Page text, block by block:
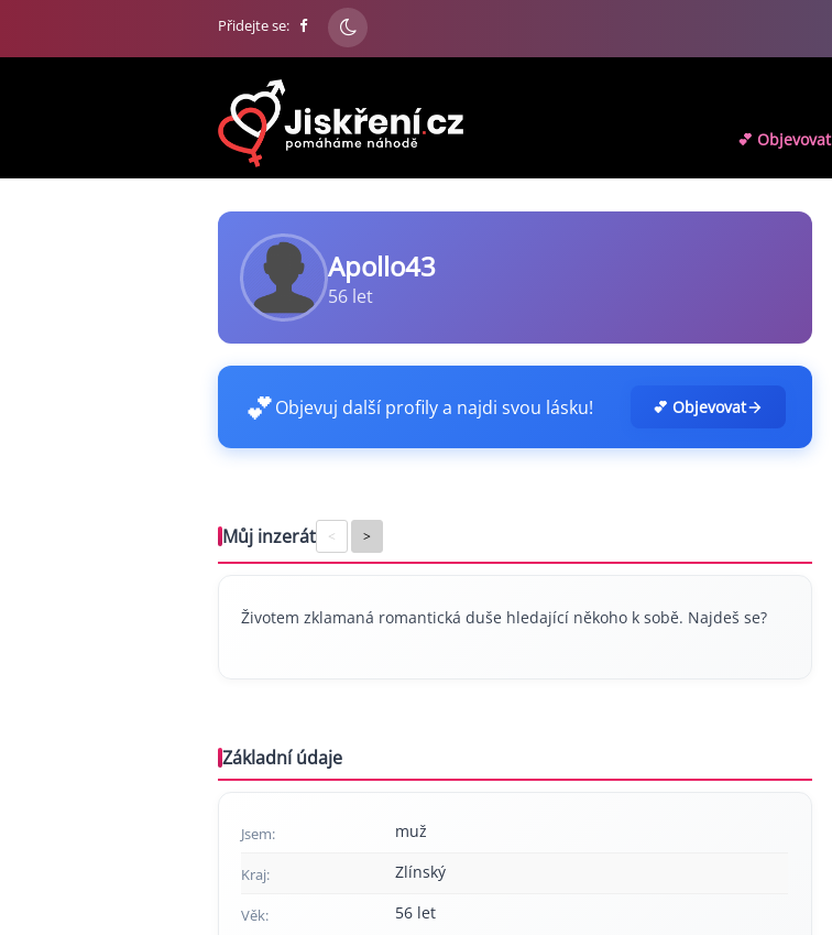
Přidejte se:
💕 Objevovat
Apollo43
56 let
💕Objevuj další profily a najdi svou lásku! 💕 Objevovat
Můj inzerát < >
Životem zklamaná romantická duše hledající někoho k sobě. Najdeš se?
Základní údaje
Jsem: muž
Kraj: Zlínský
Věk: 56 let